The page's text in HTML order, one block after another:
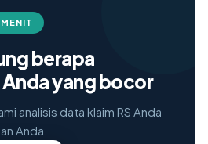
berapa
Anda yang bocor
analisis data klaim RS Anda
Anda.